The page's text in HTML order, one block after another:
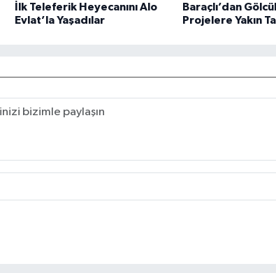
İlk Teleferik Heyecanını Alo
Evlat’la Yaşadılar
Baraçlı’dan
Projelere Yakın